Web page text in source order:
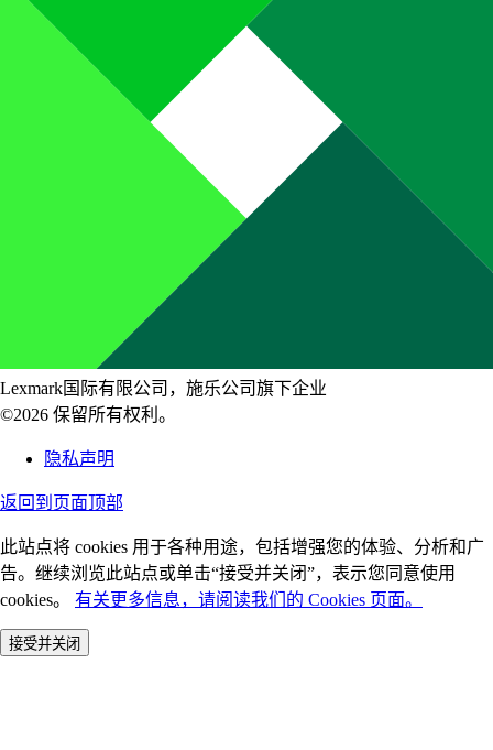
Lexmark国际有限公司，施乐公司旗下企业
©2026 保留所有权利。
隐私声明
返回到页面顶部
此站点将 cookies 用于各种用途，包括增强您的体验、分析和广
告。继续浏览此站点或单击“接受并关闭”，表示您同意使用
cookies。 有关更多信息，请阅读我们的 Cookies 页面。
接受并关闭